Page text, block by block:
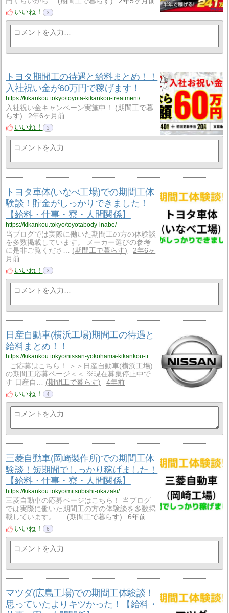
いいね！
3
トヨタ期間工の待遇と給料まとめ！！
入社祝い金が60万円で稼げます！
https://kikankou.tokyo/toyota-kikankou-treatment/
入社祝い金キャンペーン実施中！
期間工で暮
らす
2年6ヶ月前
いいね！
3
トヨタ車体(いなべ工場)での期間工体
験談！貯金がしっかりできました！
【給料・仕事・寮・人間関係】
https://kikankou.tokyo/toyotabody-inabe/
当ブログでは実際に働いた期間工の方の体験談
を多数掲載しています。 メーカー選びの参考
に是非ご覧くださ…
期間工で暮らす
2年6ヶ
月前
いいね！
3
日産自動車(横浜工場)期間工の待遇と
給料まとめ！！
https://kikankou.tokyo/nissan-yokohama-kikankou-treatment/
ご応募はこちら！ ＞＞日産自動車(横浜工場)
の期間工応募ページ＜＜ ※現在募集停止中で
す 日産自…
期間工で暮らす
4年前
いいね！
4
三菱自動車(岡崎製作所)での期間工体
験談！短期間でしっかり稼げました！
【給料・仕事・寮・人間関係】
https://kikankou.tokyo/mitsubishi-okazaki/
三菱自動車の応募ページはこちら！ 当ブログ
では実際に働いた期間工の方の体験談を多数掲
載しています。 …
期間工で暮らす
6年前
いいね！
6
マツダ(広島工場)での期間工体験談！
思っていたよりキツかった！【給料・